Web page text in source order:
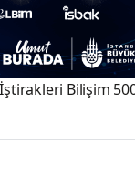
Bilişim